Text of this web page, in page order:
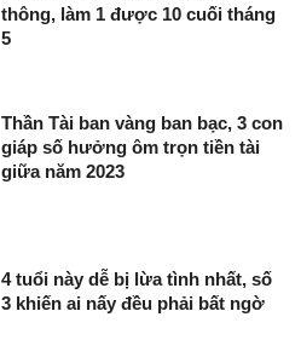
thông, làm 1 được 10 cuối tháng
5
Thần Tài ban vàng ban bạc, 3 con
giáp số hưởng ôm trọn tiền tài
giữa năm 2023
4 tuổi này dễ bị lừa tình nhất, số
3 khiến ai nấy đều phải bất ngờ